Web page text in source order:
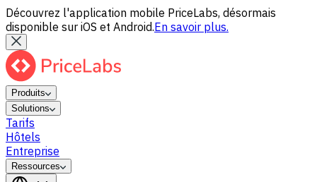
Découvrez l'application mobile PriceLabs, désormais
disponible sur iOS et Android.En savoir plus.
Produits
Solutions
Tarifs
Hôtels
Entreprise
Ressources